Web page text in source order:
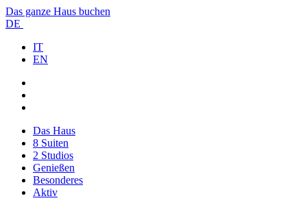
Das ganze Haus buchen
DE
IT
EN
Das Haus
8 Suiten
2 Studios
Genießen
Besonderes
Aktiv